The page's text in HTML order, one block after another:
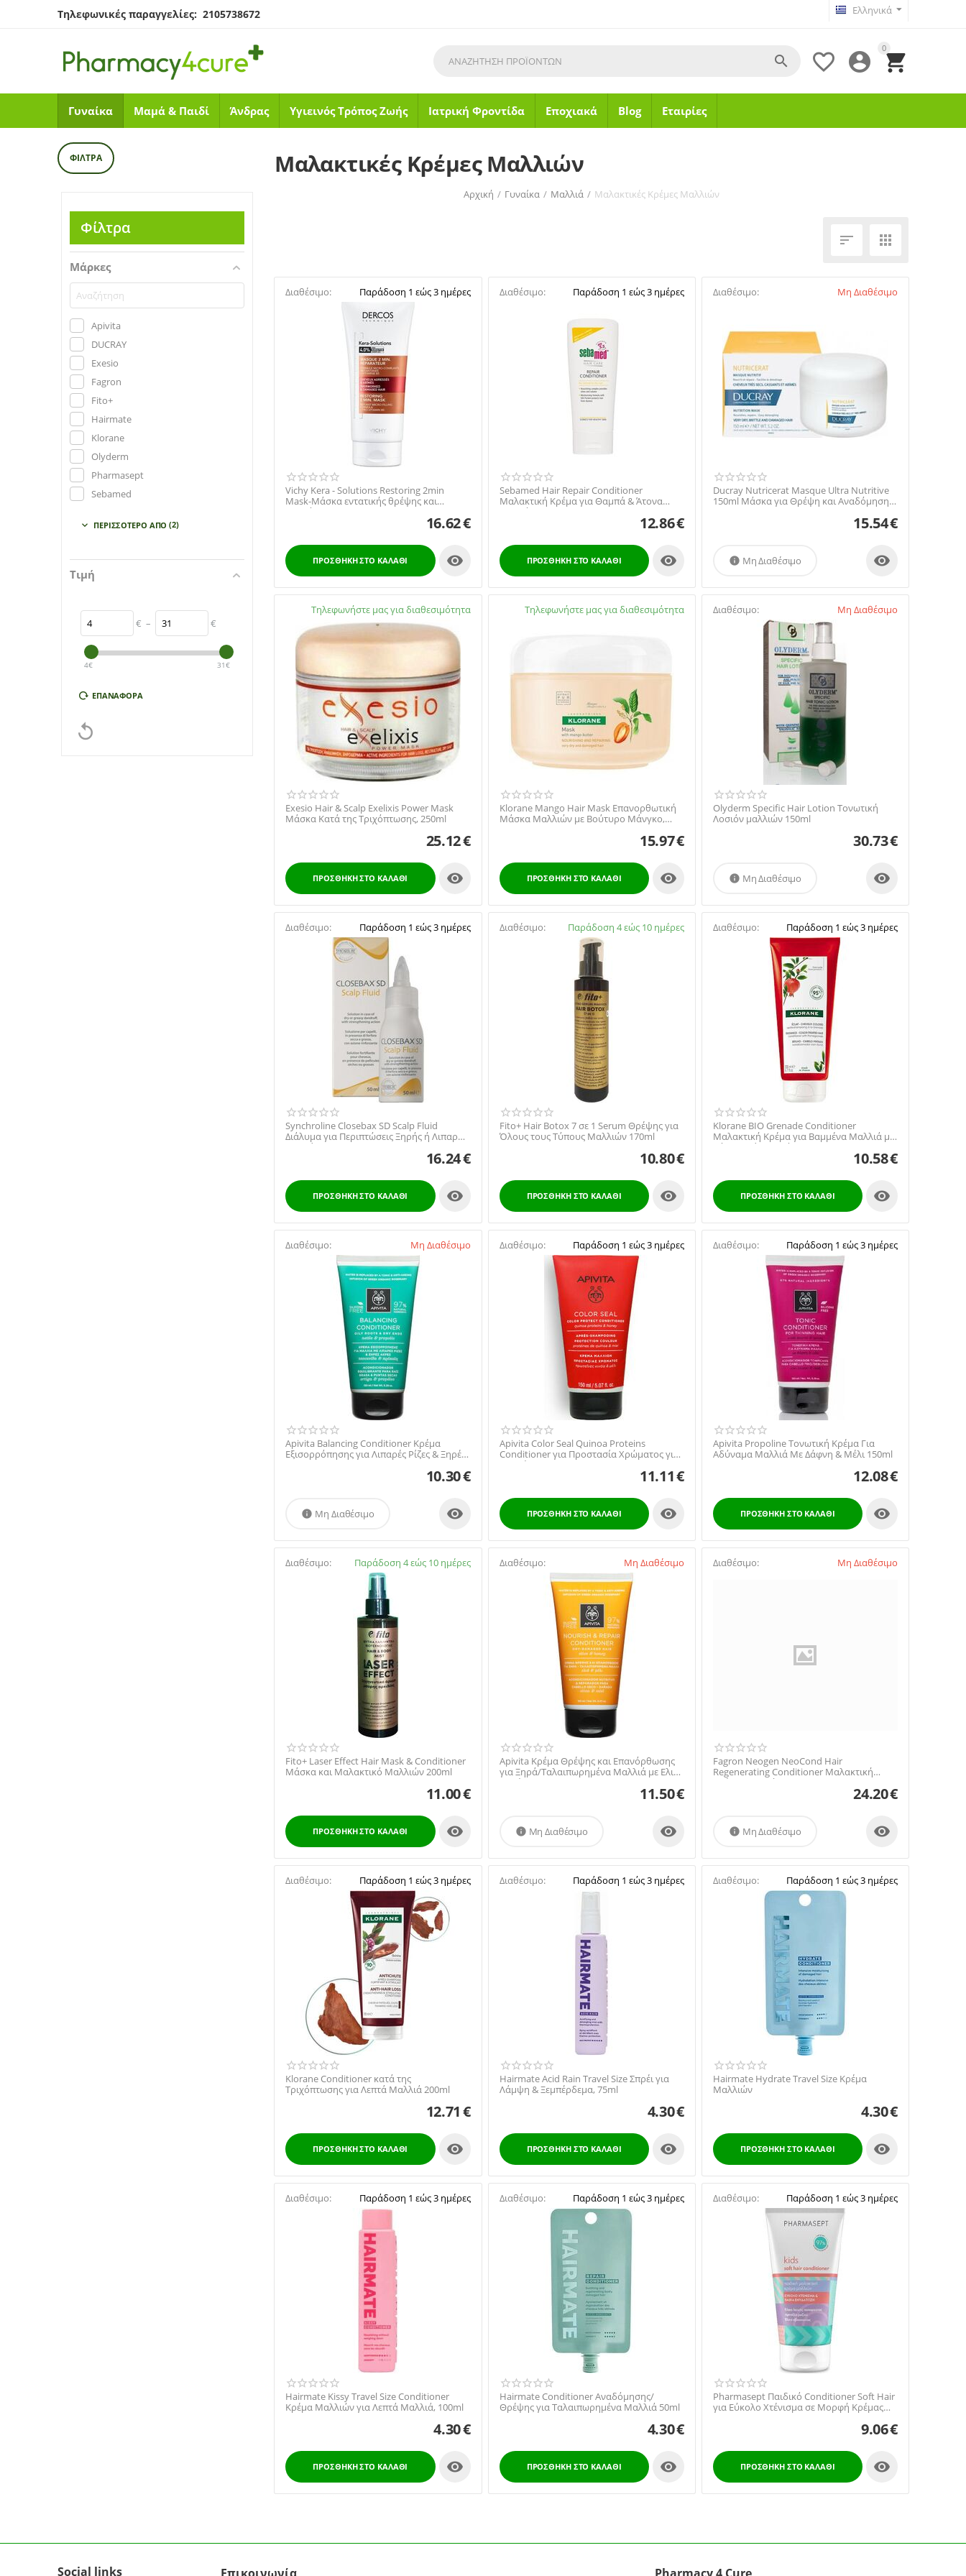
Τηλεφωνικές παραγγελίες: 2105738672 Ελληνικά
0




Γυναίκα Μαμά & Παιδί Άνδρας Υγιεινός Τρόπος Ζωής Ιατρική Φροντίδα Εποχιακά Blog Εταιρίες
ΦΊΛΤΡΑ
Φίλτρα
Μάρκες
Apivita
DUCRAY
Exesio
Fagron
Fito+
Hairmate
Klorane
Olyderm
Pharmasept
Sebamed
Vichy
 ΠΕΡΙΣΣΌΤΕΡΟ ΑΠΌ (2)
Τιμή
€ – €
4€ 31€
ΕΠΑΝΑΦΟΡΆ

Μαλακτικές Κρέμες Μαλλιών
Αρχική / Γυναίκα / Μαλλιά / Μαλακτικές Κρέμες Μαλλιών
 
Διαθέσιμο: Παράδοση 1 εώς 3 ημέρες
Vichy Kera - Solutions Restoring 2min
Mask-Μάσκα εντατικής θρέψης και
αναδόμησης για ξη...
16.62€
ΠΡΟΣΘΉΚΗ ΣΤΟ ΚΑΛΆΘΙ 
Διαθέσιμο: Παράδοση 1 εώς 3 ημέρες
Sebamed Hair Repair Conditioner
Μαλακτική Κρέμα για Θαμπά & Άτονα
μαλλιά, 200ml
12.86€
ΠΡΟΣΘΉΚΗ ΣΤΟ ΚΑΛΆΘΙ 
Διαθέσιμο: Μη Διαθέσιμο
Ducray Nutricerat Masque Ultra Nutritive
150ml Μάσκα για Θρέψη και Αναδόμηση
15.54€
Μη Διαθέσιμο
 
Διαθέσιμο:Τηλεφωνήστε μας για διαθεσιμότητα
2105738672
Exesio Hair & Scalp Exelixis Power Mask
Μάσκα Κατά της Τριχόπτωσης, 250ml
25.12€
ΠΡΟΣΘΉΚΗ ΣΤΟ ΚΑΛΆΘΙ 
Διαθέσιμο:Τηλεφωνήστε μας για διαθεσιμότητα
Klorane Mango Hair Mask Επανορθωτική
Μάσκα Μαλλιών με Βούτυρο Μάνγκο,
15.97€
ΠΡΟΣΘΉΚΗ ΣΤΟ ΚΑΛΆΘΙ 
Διαθέσιμο: Μη Διαθέσιμο
Olyderm Specific Hair Lotion Τονωτική
Λοσιόν μαλλιών 150ml
30.73€
Μη Διαθέσιμο
 
Διαθέσιμο: Παράδοση 1 εώς 3 ημέρες
Synchroline Closebax SD Scalp Fluid
Διάλυμα για Περιπτώσεις Ξηρής ή Λιπαρής
Πιτυρίδας μ...
16.24€
ΠΡΟΣΘΉΚΗ ΣΤΟ ΚΑΛΆΘΙ 
Διαθέσιμο: Παράδοση 4 εώς 10 ημέρες
Fito+ Hair Botox 7 σε 1 Serum Θρέψης για
Όλους τους Τύπους Μαλλιών 170ml
10.80€
ΠΡΟΣΘΉΚΗ ΣΤΟ ΚΑΛΆΘΙ 
Διαθέσιμο: Παράδοση 1 εώς 3 ημέρες
Klorane BIO Grenade Conditioner
Μαλακτική Κρέμα για Βαμμένα Μαλλιά με
Ρόδι Χωρίς Θειικά...
10.58€
ΠΡΟΣΘΉΚΗ ΣΤΟ ΚΑΛΆΘΙ 
Διαθέσιμο: Μη Διαθέσιμο
Apivita Balancing Conditioner Κρέμα
Εξισορρόπησης για Λιπαρές Ρίζες & Ξηρές
10.30€
Μη Διαθέσιμο
 
Διαθέσιμο: Παράδοση 1 εώς 3 ημέρες
Apivita Color Seal Quinoa Proteins
Conditioner για Προστασία Χρώματος για
Βαμμένα Μαλλι...
11.11€
ΠΡΟΣΘΉΚΗ ΣΤΟ ΚΑΛΆΘΙ 
Διαθέσιμο: Παράδοση 1 εώς 3 ημέρες
Apivita Propoline Τονωτική Κρέμα Για
Αδύναμα Μαλλιά Με Δάφνη & Μέλι 150ml
12.08€
ΠΡΟΣΘΉΚΗ ΣΤΟ ΚΑΛΆΘΙ 
Διαθέσιμο: Παράδοση 4 εώς 10 ημέρες
Fito+ Laser Effect Hair Mask & Conditioner
Μάσκα και Μαλακτικό Μαλλιών 200ml
11.00€
ΠΡΟΣΘΉΚΗ ΣΤΟ ΚΑΛΆΘΙ 
Διαθέσιμο: Μη Διαθέσιμο
Apivita Κρέμα Θρέψης και Επανόρθωσης
για Ξηρά/Ταλαιπωρημένα Μαλλιά με Ελιά
& Μέλι 150ml
11.50€
Μη Διαθέσιμο
 
Διαθέσιμο: Μη Διαθέσιμο
Fagron Neogen NeoCond Hair
Regenerating Conditioner Μαλακτική
Κρέμα Μαλλιών 200ml
24.20€
Μη Διαθέσιμο
 
Διαθέσιμο: Παράδοση 1 εώς 3 ημέρες
Klorane Conditioner κατά της
Τριχόπτωσης για Λεπτά Μαλλιά 200ml
12.71€
ΠΡΟΣΘΉΚΗ ΣΤΟ ΚΑΛΆΘΙ 
Διαθέσιμο: Παράδοση 1 εώς 3 ημέρες
Hairmate Acid Rain Travel Size Σπρέι για
Λάμψη & Ξεμπέρδεμα, 75ml
4.30€
ΠΡΟΣΘΉΚΗ ΣΤΟ ΚΑΛΆΘΙ 
Διαθέσιμο: Παράδοση 1 εώς 3 ημέρες
​Hairmate Hydrate Travel Size Κρέμα
Μαλλιών
4.30€
ΠΡΟΣΘΉΚΗ ΣΤΟ ΚΑΛΆΘΙ 
Διαθέσιμο: Παράδοση 1 εώς 3 ημέρες
Hairmate Kissy Travel Size Conditioner
Κρέμα Μαλλιών για Λεπτά Μαλλιά, 100ml
4.30€
ΠΡΟΣΘΉΚΗ ΣΤΟ ΚΑΛΆΘΙ 
Διαθέσιμο: Παράδοση 1 εώς 3 ημέρες
Hairmate Conditioner Αναδόμησης/
Θρέψης για Ταλαιπωρημένα Μαλλιά 50ml
4.30€
ΠΡΟΣΘΉΚΗ ΣΤΟ ΚΑΛΆΘΙ 
Διαθέσιμο: Παράδοση 1 εώς 3 ημέρες
Pharmasept Παιδικό Conditioner Soft Hair
για Εύκολο Χτένισμα σε Μορφή Κρέμας
9.06€
ΠΡΟΣΘΉΚΗ ΣΤΟ ΚΑΛΆΘΙ 
Social links